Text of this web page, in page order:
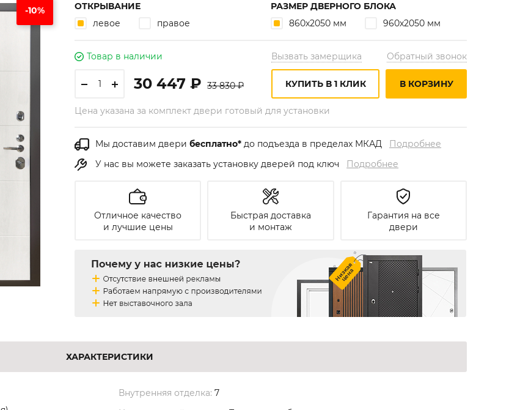
-10%
ОТКРЫВАНИЕ
левое
правое
РАЗМЕР ДВЕРНОГО БЛОКА
860х2050 мм
960х2050 мм
Товар в наличии
30 447 ₽ 33 830 ₽
Вызвать замерщика Обратный звонок
КУПИТЬ В 1 КЛИК В КОРЗИНУ
Цена указана за комплект двери готовый для установки
Мы доставим дверибесплатно* до подъезда в пределах МКАД Подробнее
У нас вы можете заказать установку дверей под ключ Подробнее
Отличное качество
и лучшие цены
Быстрая доставка
и монтаж
Гарантия на все
двери
ХАРАКТЕРИСТИКИ
Внутренняя отделка: 7